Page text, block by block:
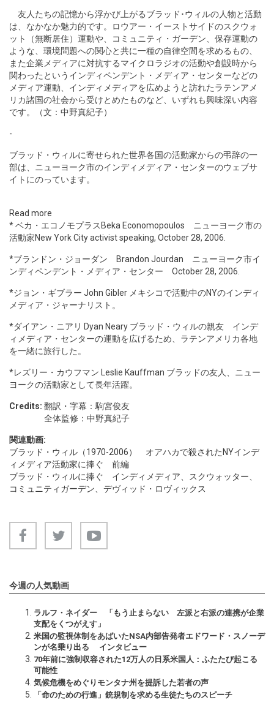
友人たちの記憶から浮かび上がるブラッド･ウィルの人物と活動
は、なかなか魅力的です。ロウアー・イーストサイドのスクウォ
ット（無断居住）運動や、コミュニティ・ガーデン、保存運動の
ような、環境問題への関心と共に一種の自律空間を求めるもの、
また企業メディアに対抗するマイクロラジオの活動や創設時から
関わったというインディペンデント・メディア・センターなどの
メディア運動、インディメディアを広めようと訪れたラテンアメ
リカ諸国の社会から受けとめたものなど、いずれも興味深い内容
です。（文：中野真紀子）
-
ブラッド・ウィルに寄せられた世界各国の活動家からの弔辞の一
部は、ニューヨーク市のインディメディア・センターのウェブサ
イトにのっています。
Read more
* ベカ・エコノモプラスBeka Economopoulos ニューヨーク市の
活動家New York City activist speaking, October 28, 2006.
*ブランドン・ジョーダン Brandon Jourdan ニューヨーク市イ
ンディペンデント・メディア・センター October 28, 2006.
*ジョン・ギブラー John Gibler メキシコで活動中のNYのインディ
メディア・ジャーナリスト。
*ダイアン・ニアリ Dyan Neary ブラッド・ウィルの親友 インデ
ィメディア・センターの運動を広げるため、ラテンアメリカ各地
を一緒に旅行した。
*レズリー・カウフマン Leslie Kauffman ブラッドの友人、ニュー
ヨークの活動家として長年活躍。
Credits: 翻訳・字幕：駒宮俊友
全体監修：中野真紀子
関連動画:
ブラッド・ウィル（1970-2006） オアハカで殺されたNYインデ
ィメディア活動家に捧ぐ 前編
ブラッド・ウィルに捧ぐ インディメディア、スクウォッター、
コミュニティガーデン、デヴィッド・ロヴィックス
今週の人気動画
ラルフ・ネイダー 「もう止まらない 左派と右派の連携が企業
支配をくつがえす」
米国の監視体制をあばいたNSA内部告発者エドワード・スノーデ
ンが名乗り出る インタビュー
70年前に強制収容された12万人の日系米国人：ふたたび起こる
可能性
気候危機をめぐりモンタナ州を提訴した若者の声
「命のための行進」銃規制を求める生徒たちのスピーチ